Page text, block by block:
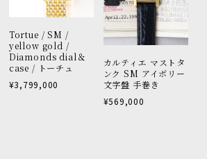
Tortue / SM /
yellow gold /
Diamonds dial＆
case / トーチュ
¥3,799,000
カルティエ マストタ
ンク SM アイボリー
文字盤 手巻き
¥569,000